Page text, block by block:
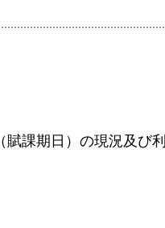
課期日）の現況及び